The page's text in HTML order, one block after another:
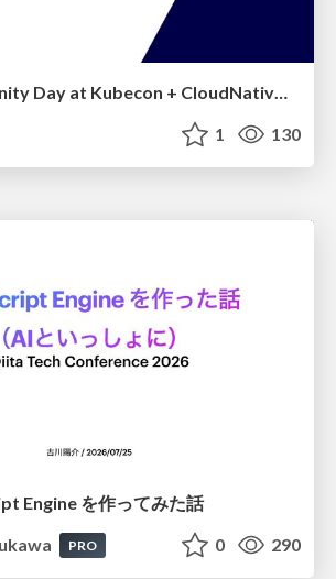
Japan Community Day at Kubecon + CloudNativeCon Japan 2026: Learning Container Privilege Control by Building My Own Low-Level Container Runtime
1 130
Engine を作ってみた話
PRO 0 290